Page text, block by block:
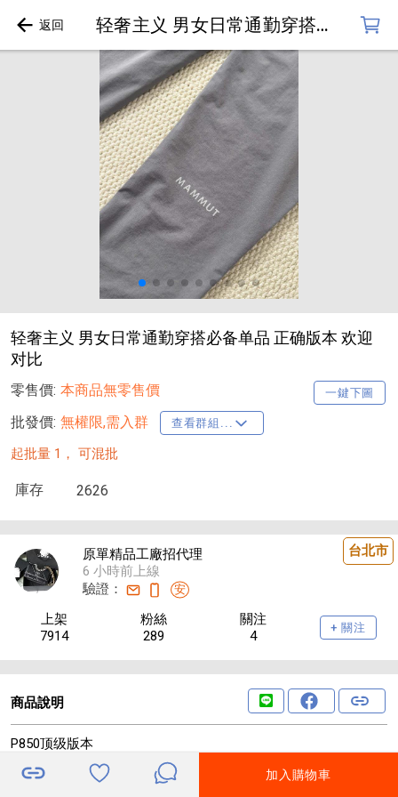
轻奢主义 男女日常通勤穿搭必备单品 正确版本 欢迎对比
轻奢主义 男女日常通勤穿搭必备单品 正确版本 欢迎
对比
零售價: 一鍵下圖
本商品無零售價
批發價: 無權限,需入群 查看群組...
起批量 1， 可混批
庫存 2626
台北市
原單精品工廠招代理
6 小時前上線
驗證：
安
上架
7914
粉絲
289
關注
4
+ 關注
商品說明
P850顶级版本
BALELE 巴黎世家 26SS早春新款 马年限定新款 满幅logo印花短
袖
加入購物車